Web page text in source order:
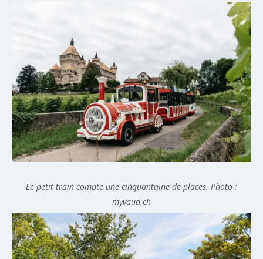
Le petit train compte une cinquantaine de places. Photo :
myvaud.ch